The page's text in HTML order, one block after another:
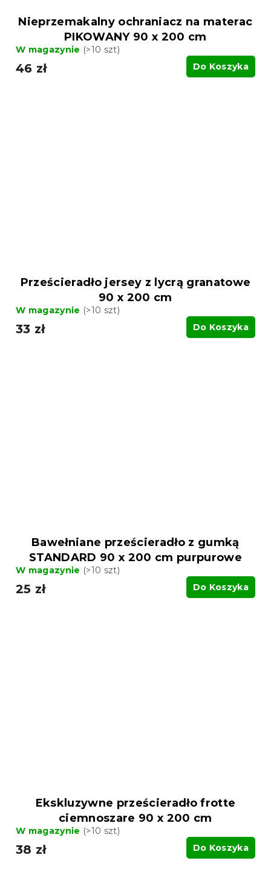
Nieprzemakalny ochraniacz na materac
PIKOWANY 90 x 200 cm
W magazynie (>10 szt)
46 zł Do Koszyka
Prześcieradło jersey z lycrą granatowe
90 x 200 cm
W magazynie (>10 szt)
33 zł Do Koszyka
Bawełniane prześcieradło z gumką
STANDARD 90 x 200 cm purpurowe
W magazynie (>10 szt)
25 zł Do Koszyka
Ekskluzywne prześcieradło frotte
ciemnoszare 90 x 200 cm
W magazynie (>10 szt)
38 zł Do Koszyka